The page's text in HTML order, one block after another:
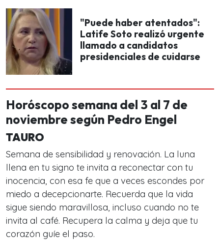
"Puede haber atentados":
Latife Soto realizó urgente
llamado a candidatos
presidenciales de cuidarse
Horóscopo semana del 3 al 7 de
noviembre según Pedro Engel
TAURO
Semana de sensibilidad y renovación. La luna
llena en tu signo te invita a reconectar con tu
inocencia, con esa fe que a veces escondes por
miedo a decepcionarte. Recuerda que la vida
sigue siendo maravillosa, incluso cuando no te
invita al café. Recupera la calma y deja que tu
corazón guíe el paso.